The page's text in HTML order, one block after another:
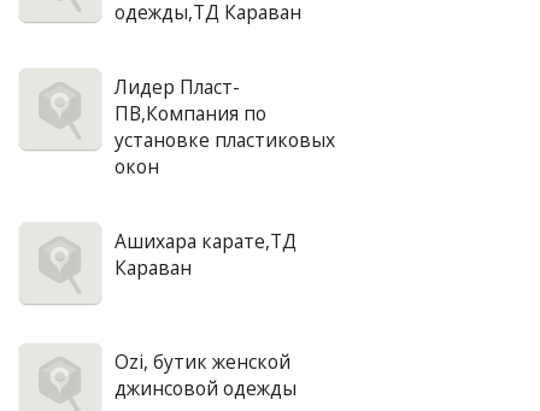
одежды,ТД Караван
Лидер Пласт-
ПВ,Компания по
установке пластиковых
окон
Ашихара карате,ТД
Караван
Ozi, бутик женской
джинсовой одежды